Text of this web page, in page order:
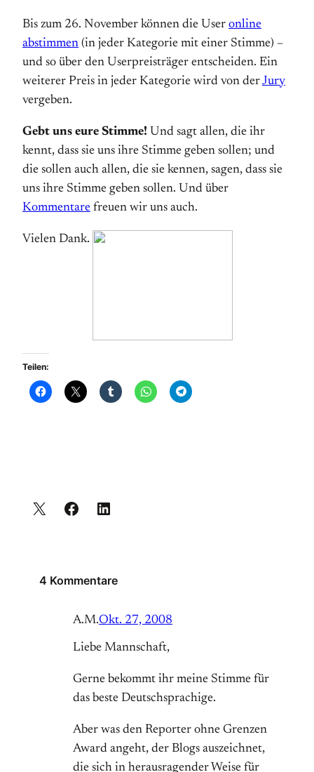
Bis zum 26. November können die User online
abstimmen (in jeder Kategorie mit einer Stimme) –
und so über den Userpreisträger entscheiden. Ein
weiterer Preis in jeder Kategorie wird von derJury
vergeben.
Gebt uns eure Stimme! Und sagt allen, die ihr
kennt, dass sie uns ihre Stimme geben sollen; und
die sollen auch allen, die sie kennen, sagen, dass sie
uns ihre Stimme geben sollen. Und über
Kommentare freuen wir uns auch.
Vielen Dank.
Teilen:
4 Kommentare
A.M.Okt. 27, 2008
Liebe Mannschaft,
Gerne bekommt ihr meine Stimme für
das beste Deutschsprachige.
Aber was den Reporter ohne Grenzen
Award angeht, der Blogs auszeichnet,
die sich in herausragender Weise für